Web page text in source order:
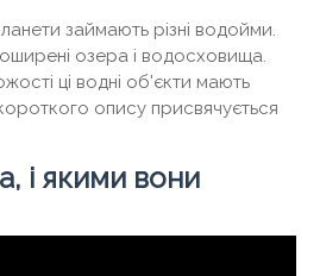
займають різні водойми.
озера і водосховища.
ці водні об'єкти мають
короткого опису присвячується
і якими вони